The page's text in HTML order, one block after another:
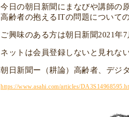
今日の朝日新聞にまなびや講師の
高齢者の抱えるITの問題について
ご興味のある方は朝日新聞2021年
ネットは会員登録しないと見れな
朝日新聞ー（耕論）高齢者、デジ
https://www.asahi.com/articles/